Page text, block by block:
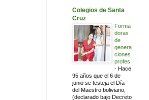
Colegios de Santa
Cruz
Forma
doras
de
genera
ciones
profes
- Hace
95 años que el 6 de
junio se festeja el Día
del Maestro boliviano,
(declarado bajo Decreto